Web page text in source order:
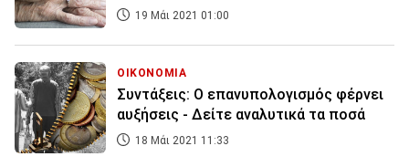
19 Μάι 2021 01:00
ΟΙΚΟΝΟΜΙΑ
Συντάξεις: Ο επανυπολογισμός φέρνει
αυξήσεις - Δείτε αναλυτικά τα ποσά
18 Μάι 2021 11:33